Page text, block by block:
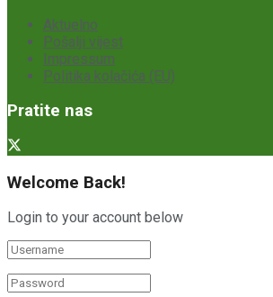
Aktuelno
Pošalji vijest
Impressum
Politika kolačića (EU)
Pratite nas
Welcome Back!
Login to your account below